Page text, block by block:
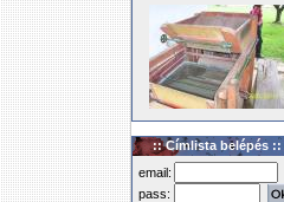
:: Címlista belépés ::
email:
pass: